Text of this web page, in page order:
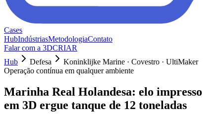
Cases
HubIndústriasMetodologiaContato
Falar com a 3DCRIAR
Hub
Defesa
Koninklijke Marine · Covestro · UltiMaker
Operação contínua em qualquer ambiente
Marinha Real Holandesa: elo impresso
em 3D ergue tanque de 12 toneladas